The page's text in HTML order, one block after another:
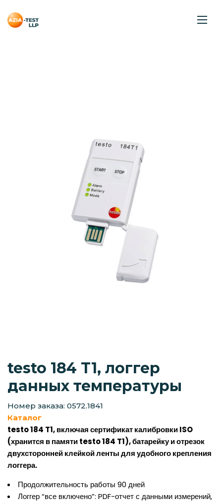
testo 184 T1, логгер
данных температуры
Номер заказа: 0572.1841
Каталог
testo 184 T1, включая сертификат калибровки ISO
(хранится в памяти testo 184 T1), батарейку и отрезок
двухсторонней клейкой ленты для удобного крепления
логгера.
Продолжительность работы 90 дней
Логгер “все включено”: PDF-отчет с данными измерений,